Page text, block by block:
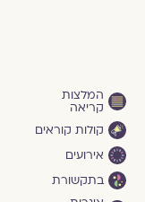
המלצות
קריאה
קולות קוראים
אירועים
בתקשורת